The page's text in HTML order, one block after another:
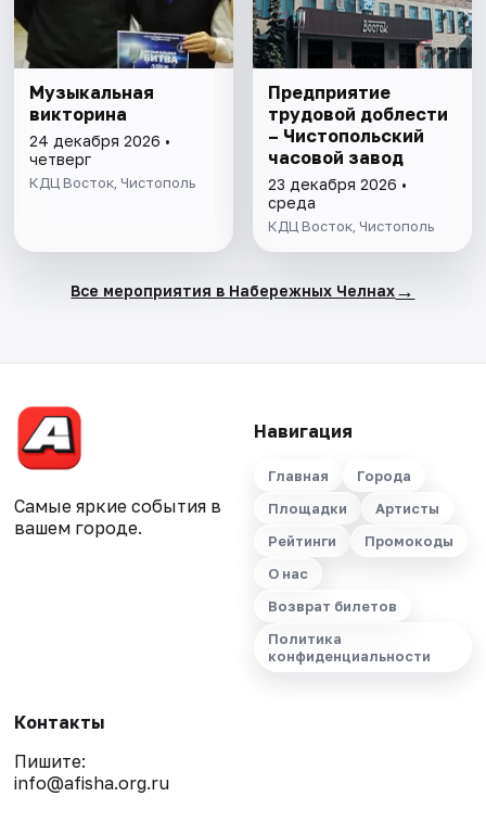
Музыкальная
викторина
24 декабря 2026 •
четверг
КДЦ Восток, Чистополь
Предприятие
трудовой доблести
– Чистопольский
часовой завод
23 декабря 2026 •
среда
КДЦ Восток, Чистополь
Все мероприятия в Набережных Челнах→
Самые яркие события в
вашем городе.
Навигация
Главная
Города
Площадки
Артисты
Рейтинги
Промокоды
О нас
Возврат билетов
Политика
конфиденциальности
Контакты
Пишите:
info@afisha.org.ru